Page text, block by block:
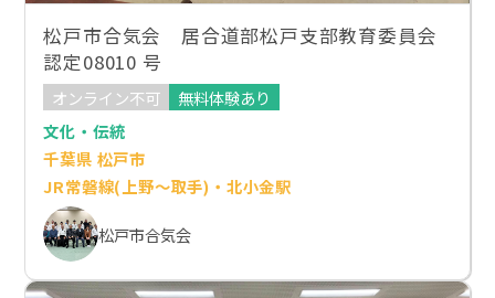
松戸市合気会 居合道部松戸支部教育委員会
認定08010 号
オンライン不可
無料体験あり
文化・伝統
千葉県 松戸市
JR常磐線(上野～取手)・北小金駅
松戸市合気会